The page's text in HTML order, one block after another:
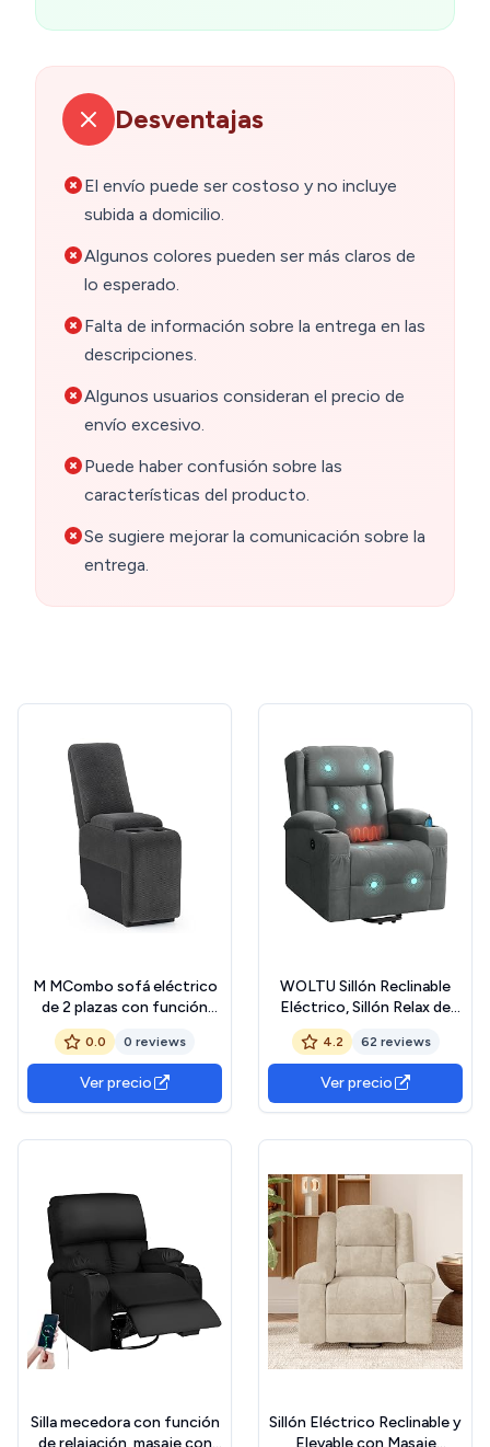
Desventajas
El envío puede ser costoso y no incluye
subida a domicilio.
Algunos colores pueden ser más claros de
lo esperado.
Falta de información sobre la entrega en las
descripciones.
Algunos usuarios consideran el precio de
envío excesivo.
Puede haber confusión sobre las
características del producto.
Se sugiere mejorar la comunicación sobre la
entrega.
M MCombo sofá eléctrico
de 2 plazas con función
sleep, sofá reclinable de 2
plazas con botón 150°
ajustable, sillón de cine con
función reclinable, USB y
portavasos, 7009 (gris)
0.0 0 reviews
Ver precio
WOLTU Sillón Reclinable
Eléctrico, Sillón Relax de
Masaje con Ayuda para
Levantarse, con
Calefacción de Masaje,
Reposapiés, Bolsillos,
Portavasos, Puerto USB,
4.2 62 reviews
Ver precio
Silla mecedora con función
de relajación, masaje con
Sillón Eléctrico Reclinable y
Elevable con Masaje